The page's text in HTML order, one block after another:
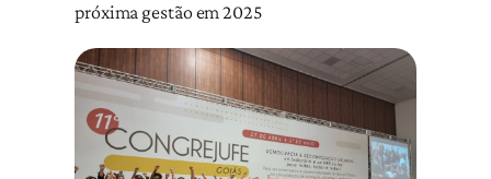
próxima gestão em 2025